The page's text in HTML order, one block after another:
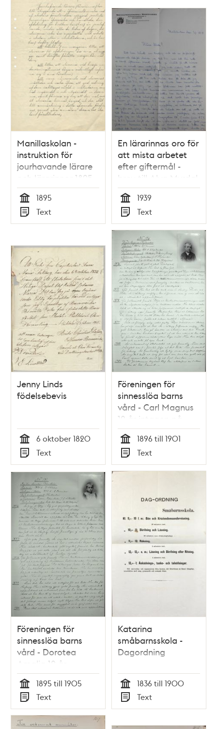
Manillaskolan -
instruktion för
jourhavande lärare
och lärarinnor 1895
Tid
1895
Typ
Text
En lärarinnas oro för
att mista arbetet
efter giftermål -
brev till Alva Myrdal
1939.
Tid
1939
Typ
Text
Jenny Linds
födelsebevis
Tid
6 oktober 1820
Typ
Text
Föreningen för
sinnesslöa barns
vård - Carl Magnus
12 år intagen på
föreningens skola
1896
Tid
1896 till 1901
Typ
Text
Föreningen för
sinnesslöa barns
vård - Dorotea
Amalia 12 år
intagen på
föreningens skola
1895
Tid
1895 till 1905
Typ
Text
Katarina
småbarnsskola -
Dagordning
Tid
1836 till 1900
Typ
Text